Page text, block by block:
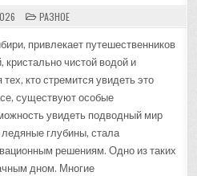
POSTED
IN
РАЗНОЕ
привлекает путешественников
кристально чистой водой и
кто стремится увидеть это
существуют особые
увидеть подводный мир
ледяные глубины, стала
решениям. Одно из таких
дном. Многие